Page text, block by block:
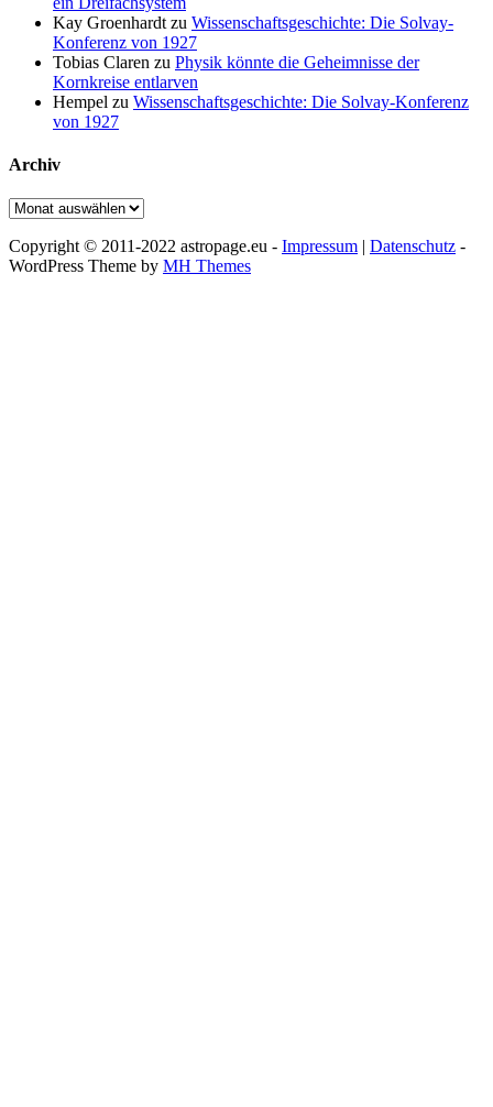
Kay Groenhardt zu Wissenschaftsgeschichte: Die Solvay-
Konferenz von 1927
Tobias Claren zu Physik könnte die Geheimnisse der
Kornkreise entlarven
Hempel zu Wissenschaftsgeschichte: Die Solvay-Konferenz
von 1927
Archiv
Archiv
Copyright © 2011-2022 astropage.eu - Impressum | Datenschutz -
WordPress Theme by MH Themes